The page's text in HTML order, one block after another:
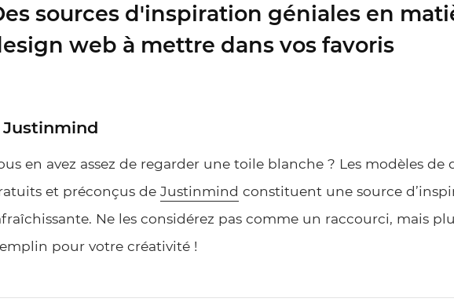
sources d'inspiration géniales en
web à mettre dans vos favoris
Justinmind
en avez assez de regarder une toile blanche ? Les modèles de
et préconçus de Justinmind constituent une source
Ne les considérez pas comme un raccourci, mais
pour votre créativité !